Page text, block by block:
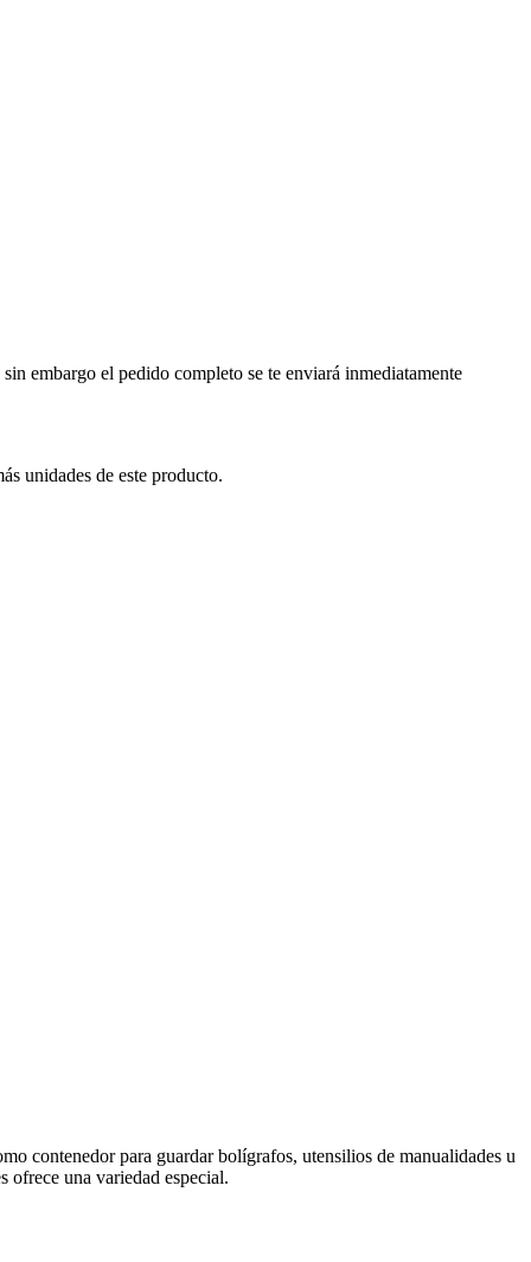
embargo el pedido completo se te enviará inmediatamente
unidades de este producto.
contenedor para guardar bolígrafos, utensilios de manualidades u
ofrece una variedad especial.